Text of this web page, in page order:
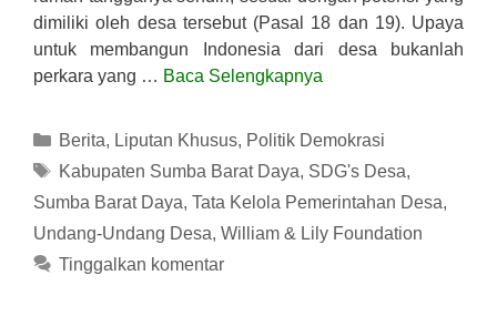
dimiliki oleh desa tersebut (Pasal 18 dan 19). Upaya
untuk membangun Indonesia dari desa bukanlah
perkara yang … Baca Selengkapnya
Kategori
Berita, Liputan Khusus, Politik Demokrasi
Tag
Kabupaten Sumba Barat Daya, SDG's Desa,
Sumba Barat Daya, Tata Kelola Pemerintahan Desa,
Undang-Undang Desa, William & Lily Foundation
Tinggalkan komentar